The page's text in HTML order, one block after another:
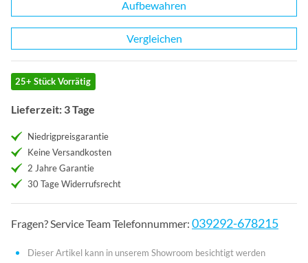
Aufbewahren
Vergleichen
25+ Stück Vorrätig
Lieferzeit: 3 Tage
Niedrigpreisgarantie
Keine Versandkosten
2 Jahre Garantie
30 Tage Widerrufsrecht
Fragen? Service Team Telefonnummer: 039292-678215
Dieser Artikel kann in unserem Showroom besichtigt werden